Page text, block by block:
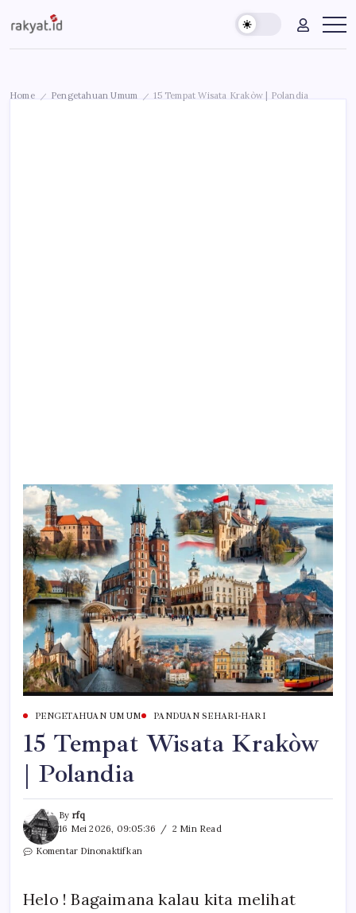
to
content
Rakyat.id
Edukasi
Masyarakat
Home / Pengetahuan Umum / 15 Tempat Wisata Krakòw | Polandia
PENGETAHUAN UMUM PANDUAN SEHARI-HARI
15 Tempat Wisata Krakòw
| Polandia
By rfq
16 Mei 2026, 09:05:36
2 Min Read
Komentar Dinonaktifkanpada
Krakòw
Helo ! Bagaimana kalau kita melihat